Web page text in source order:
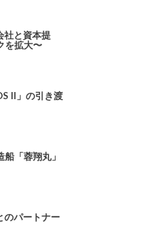
と資本提
を拡大〜
II」の引き渡
「蓉翔丸」
のパートナー